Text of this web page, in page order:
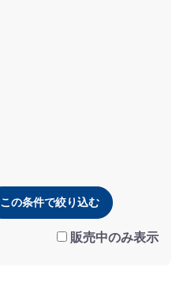
この条件で絞り込む
販売中のみ表示